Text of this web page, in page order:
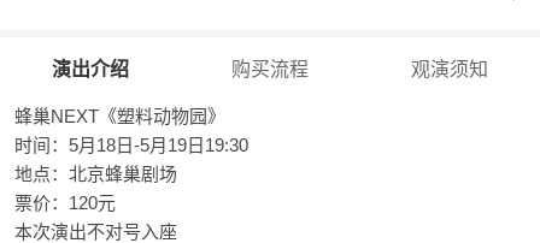
演出介绍 购买流程 观演须知
蜂巢NEXT《塑料动物园》
时间：5月18日-5月19日19:30
地点：北京蜂巢剧场
票价：120元
本次演出不对号入座